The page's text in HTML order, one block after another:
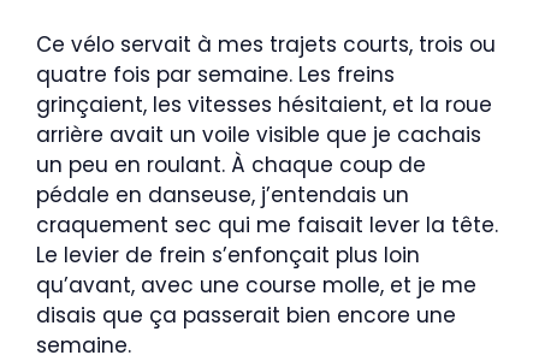
Ce vélo servait à mes trajets courts, trois ou
quatre fois par semaine. Les freins
grinçaient, les vitesses hésitaient, et la roue
arrière avait un voile visible que je cachais
un peu en roulant. À chaque coup de
pédale en danseuse, j’entendais un
craquement sec qui me faisait lever la tête.
Le levier de frein s’enfonçait plus loin
qu’avant, avec une course molle, et je me
disais que ça passerait bien encore une
semaine.